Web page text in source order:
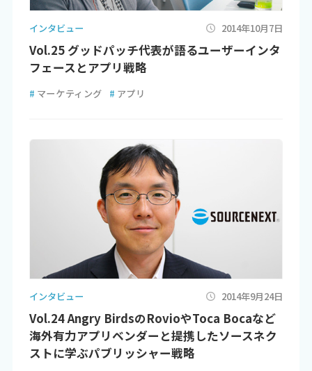
インタビュー 2014年10月7日
Vol.25 グッドパッチ代表が語るユーザーインタ
フェースとアプリ戦略
# マーケティング # アプリ
インタビュー 2014年9月24日
Vol.24 Angry BirdsのRovioやToca Bocaなど
海外有力アプリベンダーと提携したソースネク
ストに学ぶパブリッシャー戦略